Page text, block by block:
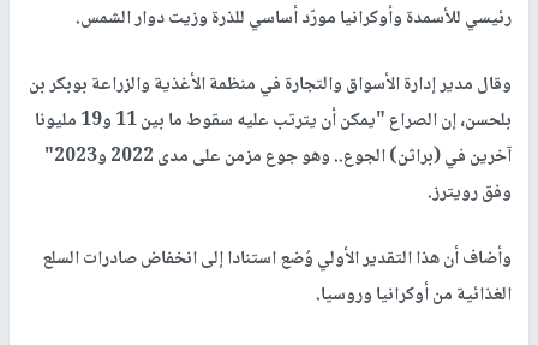
رئيسي للأسمدة وأوكرانيا مورّد أساسي للذرة وزيت دوار الشمس.
وقال مدير إدارة الأسواق والتجارة في منظمة الأغذية والزراعة بوبكر بن
بلحسن، إن الصراع "يمكن أن يترتب عليه سقوط ما بين 11 و19 مليونا
آخرين في (براثن) الجوع.. وهو جوع مزمن على مدى 2022 و2023"
وفق رويترز.
وأضاف أن هذا التقدير الأولي وُضع استنادا إلى انخفاض صادرات السلع
الغذائية من أوكرانيا وروسيا.